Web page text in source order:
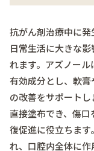
抗がん剤治療中に
日常生活に大きな
れます。アズノー
有効成分とし、軟
の改善をサポート
直接塗布でき、傷
復促進に役立ちま
れ、口腔内全体に